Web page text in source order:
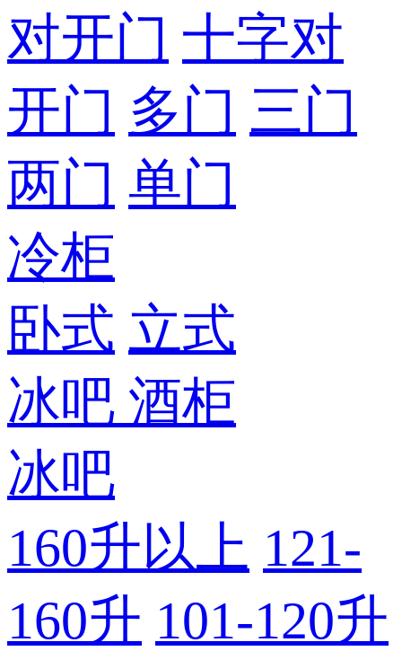
对开门 十字对
开门 多门 三门
两门 单门
冷柜
卧式 立式
冰吧 酒柜
冰吧
160升以上 121-
160升 101-120升